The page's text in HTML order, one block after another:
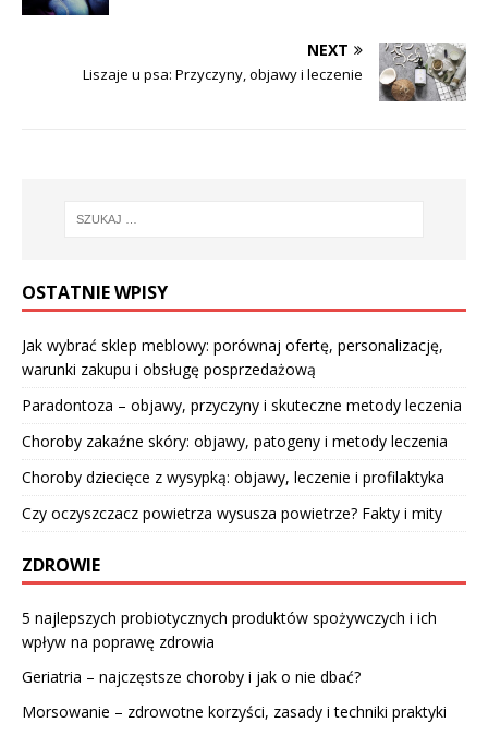
NEXT
Liszaje u psa: Przyczyny, objawy i leczenie
OSTATNIE WPISY
Jak wybrać sklep meblowy: porównaj ofertę, personalizację,
warunki zakupu i obsługę posprzedażową
Paradontoza – objawy, przyczyny i skuteczne metody leczenia
Choroby zakaźne skóry: objawy, patogeny i metody leczenia
Choroby dziecięce z wysypką: objawy, leczenie i profilaktyka
Czy oczyszczacz powietrza wysusza powietrze? Fakty i mity
ZDROWIE
5 najlepszych probiotycznych produktów spożywczych i ich
wpływ na poprawę zdrowia
Geriatria – najczęstsze choroby i jak o nie dbać?
Morsowanie – zdrowotne korzyści, zasady i techniki praktyki